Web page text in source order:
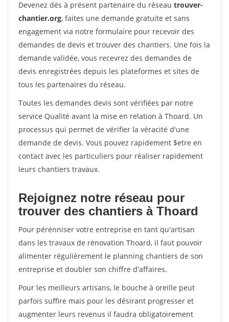
Devenez dès à présent partenaire du réseau trouver-
chantier.org, faites une demande gratuite et sans
engagement via notre formulaire pour recevoir des
demandes de devis et trouver des chantiers. Une fois la
demande validée, vous recevrez des demandes de
devis enregistrées depuis les plateformes et sites de
tous les partenaires du réseau.
Toutes les demandes devis sont vérifiées par notre
service Qualité avant la mise en relation à Thoard. Un
processus qui permet de vérifier la véracité d'une
demande de devis. Vous pouvez rapidement $etre en
contact avec les particuliers pour réaliser rapidement
leurs chantiers travaux.
Rejoignez notre réseau pour
trouver des chantiers à Thoard
Pour pérénniser votre entreprise en tant qu'artisan
dans les travaux de rénovation Thoard, il faut pouvoir
alimenter régulièrement le planning chantiers de son
entreprise et doubler son chiffre d'affaires.
Pour les meilleurs artisans, le bouche à oreille peut
parfois suffire mais pour les désirant progresser et
augmenter leurs revenus il faudra obligatoirement